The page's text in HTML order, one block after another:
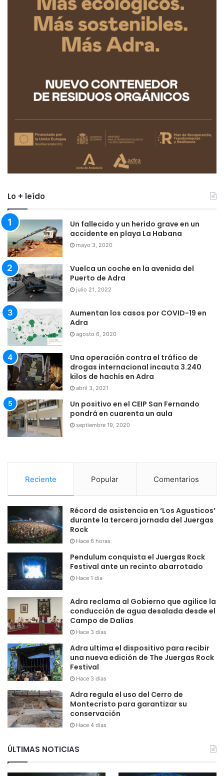
Lo + leído
Un fallecido y un herido grave en un
accidente en playa La Habana
mayo 3, 2020
Vuelca un coche en la avenida del
Puerto de Adra
julio 21, 2022
Aumentan los casos por COVID-19 en
Adra
agosto 6, 2020
Una operación contra el tráfico de
drogas internacional incauta 3.240
kilos de hachís en Adra
abril 3, 2021
Un positivo en el CEIP San Fernando
pondrá en cuarenta un aula
septiembre 19, 2020
Reciente Popular Comentarios
Récord de asistencia en ‘Los Agusticos’
durante la tercera jornada del Juergas
Rock
Hace 6 horas
Pendulum conquista el Juergas Rock
Festival ante un recinto abarrotado
Hace 1 día
Adra reclama al Gobierno que agilice la
conducción de agua desalada desde el
Campo de Dalías
Hace 3 días
Adra ultima el dispositivo para recibir
una nueva edición de The Juergas Rock
Festival
Hace 3 días
Adra regula el uso del Cerro de
Montecristo para garantizar su
conservación
Hace 4 días
ÚLTIMAS NOTICIAS